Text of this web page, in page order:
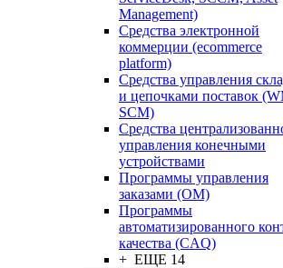
Management)
Средства электронной
коммерции (ecommerce
platform)
Средства управления
и цепочками поставок
SCM)
Средства
управления конечными
устройствами
Программы управления
заказами (OM)
Программы
автоматизированного
качества (CAQ)
+ ЕЩЕ 14